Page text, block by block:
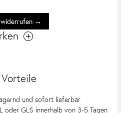
→
und sofort lieferbar
oder GLS innerhalb von 3-5 Tagen